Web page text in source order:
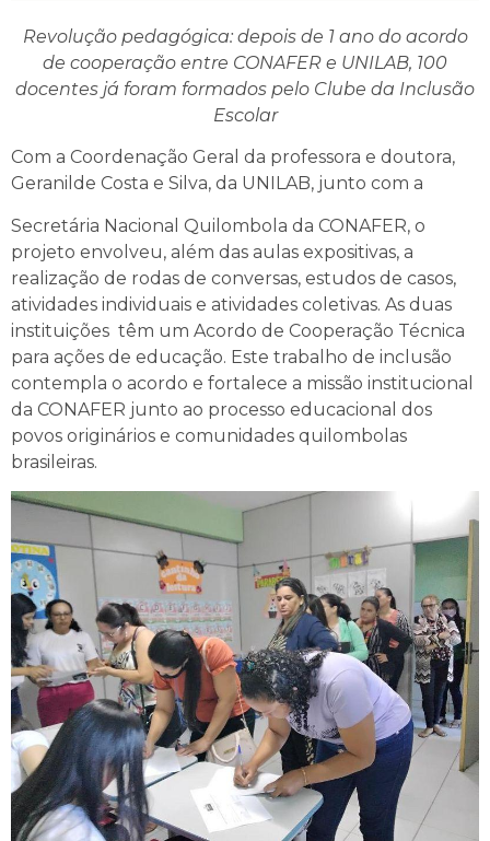
Revolução pedagógica: depois de 1 ano do acordo
de cooperação entre CONAFER e UNILAB, 100
docentes já foram formados pelo Clube da Inclusão
Escolar
Com a Coordenação Geral da professora e doutora,
Geranilde Costa e Silva, da UNILAB, junto com a
Secretária Nacional Quilombola da CONAFER, o
projeto envolveu, além das aulas expositivas, a
realização de rodas de conversas, estudos de casos,
atividades individuais e atividades coletivas. As duas
instituições têm um Acordo de Cooperação Técnica
para ações de educação. Este trabalho de inclusão
contempla o acordo e fortalece a missão institucional
da CONAFER junto ao processo educacional dos
povos originários e comunidades quilombolas
brasileiras.